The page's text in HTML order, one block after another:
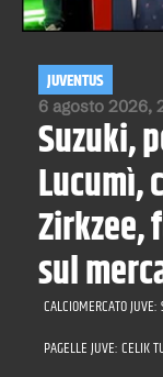
6 agosto 2026,
JUVENTUS
Suzuki,
Lucumì,
Zirkzee,
sul
CALCIOMERCATO
PAGELLE JUVE: CELIK